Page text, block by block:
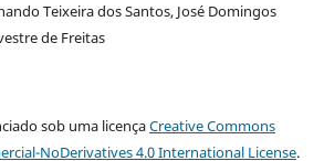
Teixeira dos Santos, José Domingos
de Freitas
sob uma licençaCreative Commons
NoDerivatives 4.0 International License.